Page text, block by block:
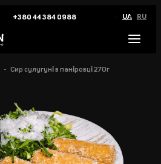
+380 44 384 0988 UA RU
Сир сулугуні в паніровці 270г